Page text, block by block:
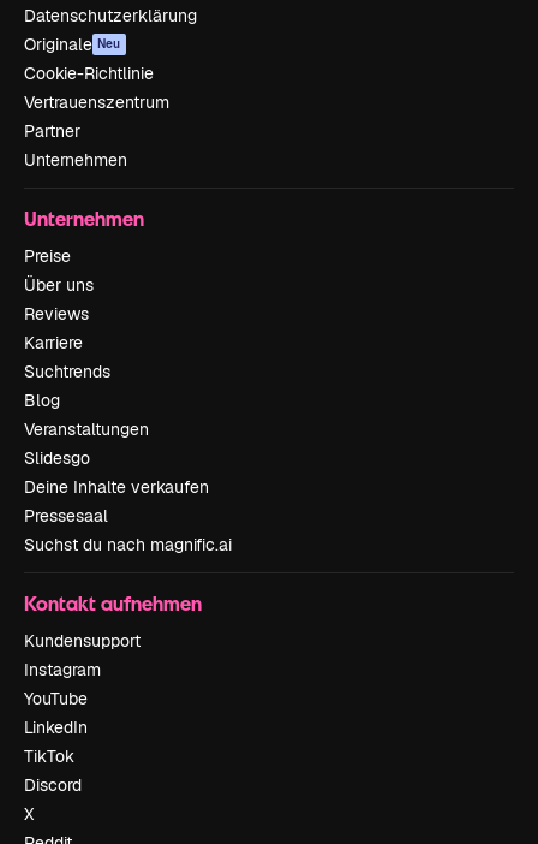
Datenschutzerklärung
Originale Neu
Cookie-Richtlinie
Vertrauenszentrum
Partner
Unternehmen
Unternehmen
Preise
Über uns
Reviews
Karriere
Suchtrends
Blog
Veranstaltungen
Slidesgo
Deine Inhalte verkaufen
Pressesaal
Suchst du nach magnific.ai
Kontakt aufnehmen
Kundensupport
Instagram
YouTube
LinkedIn
TikTok
Discord
X